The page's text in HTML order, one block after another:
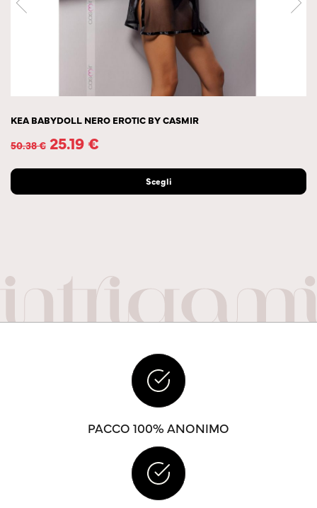
KEA BABYDOLL NERO EROTIC BY CASMIR
50.38€ 25.19€
Scegli
PACCO 100% ANONIMO